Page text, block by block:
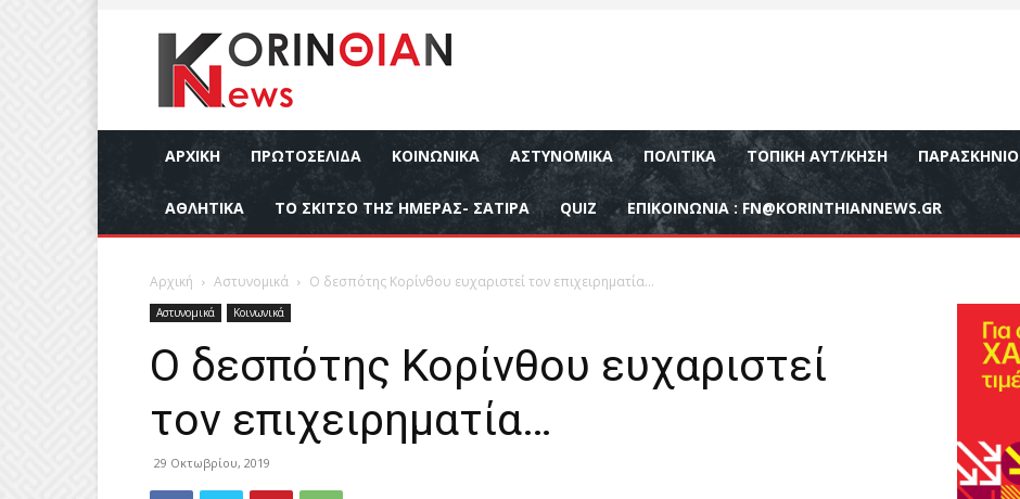
ΑΡΧΙΚΉ ΠΡΩΤΟΣΕΛΙΔΑ ΚΟΙΝΩΝΙΚΆ ΑΣΤΥΝΟΜΙΚΆ ΠΟΛΙΤΙΚΆ ΤΟΠΙΚΉ ΑΥΤ/ΚΗΣΗ ΠΑΡΑΣΚΉΝΙΟ
ΑΘΛΗΤΙΚΆ ΤΟ ΣΚΙΤΣΟ ΤΗΣ ΗΜΕΡΑΣ- ΣΑΤΙΡΑ QUIZ ΕΠΙΚΟΙΝΩΝΊΑ : FN@KORINTHIANNEWS.GR
Αρχική Αστυνομικά Ο δεσπότης Κορίνθου ευχαριστεί τον επιχειρηματία…
Αστυνομικά Κοινωνικά
Ο δεσπότης Κορίνθου ευχαριστεί
τον επιχειρηματία…
29 Οκτωβρίου, 2019